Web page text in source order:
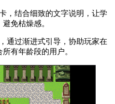
，结合细致的文字说明，让学
免枯燥感。
通过渐进式引导，协助玩家在
有年龄段的用户。